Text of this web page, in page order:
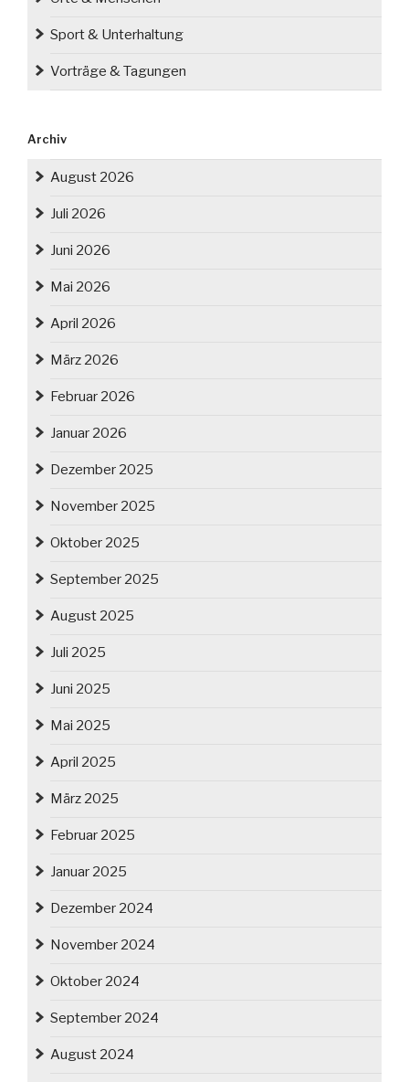
Sport & Unterhaltung
Vorträge & Tagungen
Archiv
August 2026
Juli 2026
Juni 2026
Mai 2026
April 2026
März 2026
Februar 2026
Januar 2026
Dezember 2025
November 2025
Oktober 2025
September 2025
August 2025
Juli 2025
Juni 2025
Mai 2025
April 2025
März 2025
Februar 2025
Januar 2025
Dezember 2024
November 2024
Oktober 2024
September 2024
August 2024